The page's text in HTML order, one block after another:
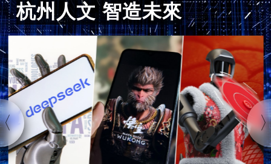
杭州人文 智造未來